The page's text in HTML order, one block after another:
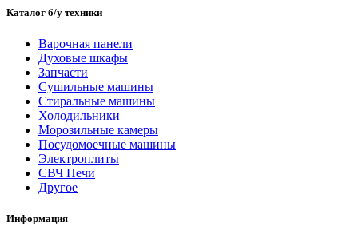
Каталог б/у техники
Варочная панели
Духовые шкафы
Запчасти
Сушильные машины
Стиральные машины
Холодильники
Морозильные камеры
Посудомоечные машины
Электроплиты
СВЧ Печи
Другое
Информация